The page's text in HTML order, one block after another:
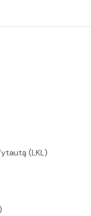
(LKL)